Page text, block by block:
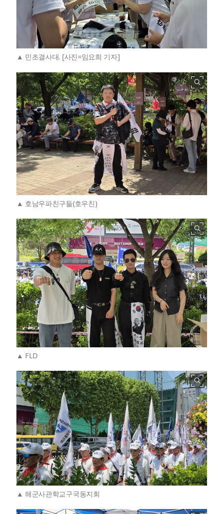
민초결사대. [사진=임요희 기자]
호남우파친구들(호우친)
FLD
해군사관학교구국동지회